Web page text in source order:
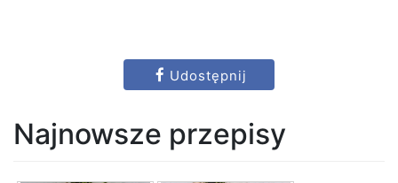
Udostępnij
Najnowsze przepisy